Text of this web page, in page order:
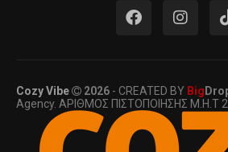
Cozy Vibe 2026 - CREATED BY Big
Agency. ΑΡΙΘΜΟΣ ΠΙΣΤΟΠΟΙΗΣΗΣ Μ.Η.Τ